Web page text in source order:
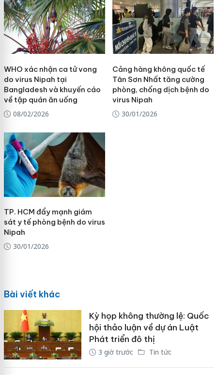
WHO xác nhận ca tử vong
do virus Nipah tại
Bangladesh và khuyến cáo
về tập quán ăn uống
08/02/2026
Cảng hàng không quốc tế
Tân Sơn Nhất tăng cường
phòng, chống dịch bệnh do
virus Nipah
30/01/2026
TP. HCM đẩy mạnh giám
sát y tế phòng bệnh do virus
Nipah
30/01/2026
Bài viết khác
Kỳ họp không thường lệ: Quốc
hội thảo luận về dự án Luật
Phát triển đô thị
3 giờ trước Tin tức